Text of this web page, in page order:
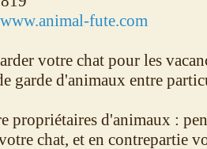
fute.com
votre chat pour les
garde d'animaux entre
propriétaires d'animaux :
chat, et en contrepartie